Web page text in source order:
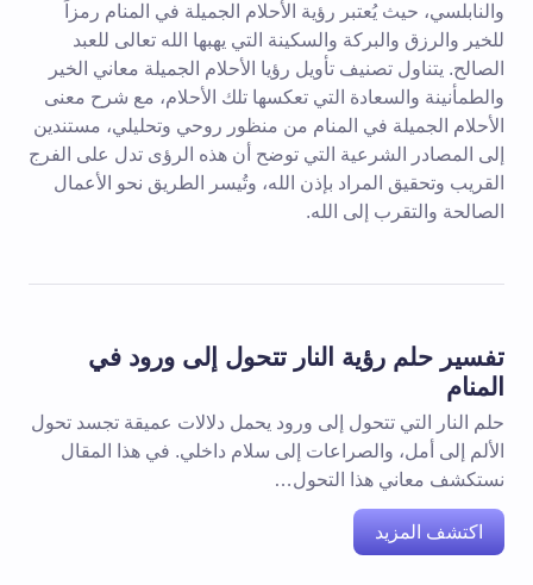
والنابلسي، حيث يُعتبر رؤية الأحلام الجميلة في المنام رمزاً
للخير والرزق والبركة والسكينة التي يهبها الله تعالى للعبد
الصالح. يتناول تصنيف تأويل رؤيا الأحلام الجميلة معاني الخير
والطمأنينة والسعادة التي تعكسها تلك الأحلام، مع شرح معنى
الأحلام الجميلة في المنام من منظور روحي وتحليلي، مستندين
إلى المصادر الشرعية التي توضح أن هذه الرؤى تدل على الفرج
القريب وتحقيق المراد بإذن الله، وتُيسر الطريق نحو الأعمال
الصالحة والتقرب إلى الله.
تفسير حلم رؤية النار تتحول إلى ورود في
المنام
حلم النار التي تتحول إلى ورود يحمل دلالات عميقة تجسد تحول
الألم إلى أمل، والصراعات إلى سلام داخلي. في هذا المقال
نستكشف معاني هذا التحول…
اكتشف المزيد